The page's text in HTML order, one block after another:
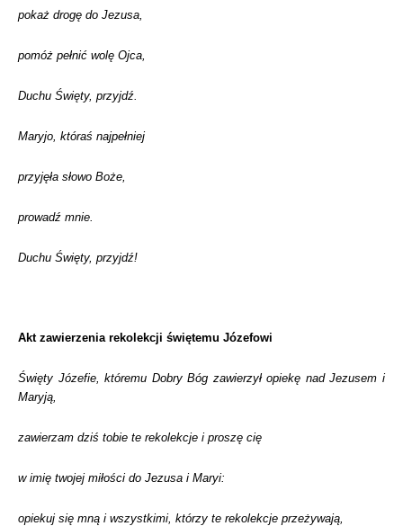
pokaż drogę do Jezusa,
pomóż pełnić wolę Ojca,
Duchu Święty, przyjdź.
Maryjo, któraś najpełniej
przyjęła słowo Boże,
prowadź mnie.
Duchu Święty, przyjdź!
Akt zawierzenia rekolekcji świętemu Józefowi
Święty Józefie, któremu Dobry Bóg zawierzył opiekę nad Jezusem i
Maryją,
zawierzam dziś tobie te rekolekcje i proszę cię
w imię twojej miłości do Jezusa i Maryi:
opiekuj się mną i wszystkimi, którzy te rekolekcje przeżywają,